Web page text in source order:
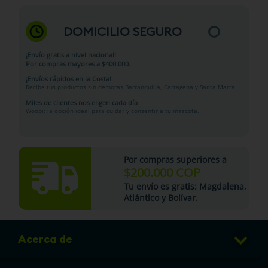
DOMICILIO SEGURO
¡Envío gratis a nivel nacional!
Por compras mayores a $400.000.
¡Envíos rápidos en la Costa!
Recibe tus productos sin demoras Barranquilla, Cartagena y Santa Marta.
Miles de clientes nos eligen cada día
Woopi: la opción ideal para cuidar y consentir a tu mascota.
Por compras superiores a
$200.000 COP
Tu envío es gratis: Magdalena,
Atlántico y Bolívar.
Acerca de